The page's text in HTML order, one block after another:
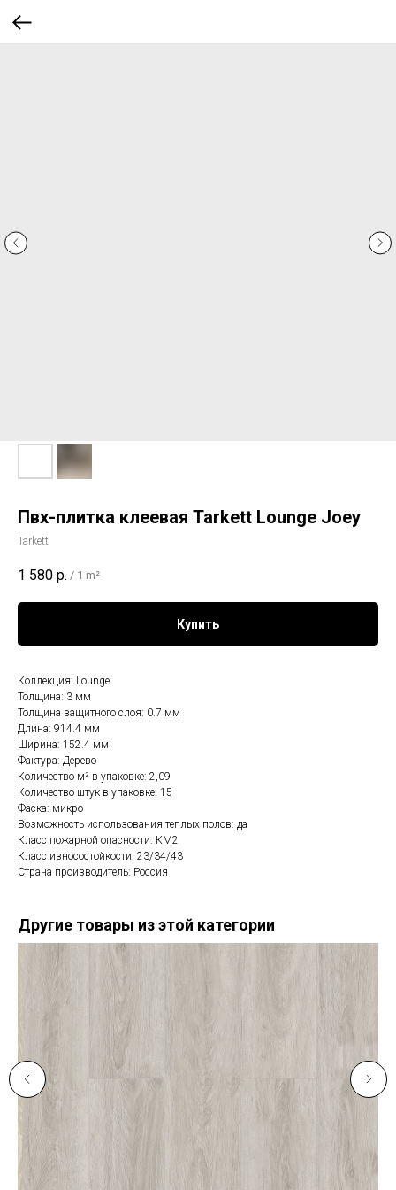
Пвх-плитка клеевая Tarkett Lounge Joey
Tarkett
1 580 р. / 1 m²
Купить
Коллекция: Lounge
Толщина: 3 мм
Толщина защитного слоя: 0.7 мм
Длина: 914.4 мм
Ширина: 152.4 мм
Фактура: Дерево
Количество м² в упаковке: 2,09
Количество штук в упаковке: 15
Фаска: микро
Возможность использования теплых полов: да
Класс пожарной опасности: КМ2
Класс износостойкости: 23/34/43
Страна производитель: Россия
Другие товары из этой категории